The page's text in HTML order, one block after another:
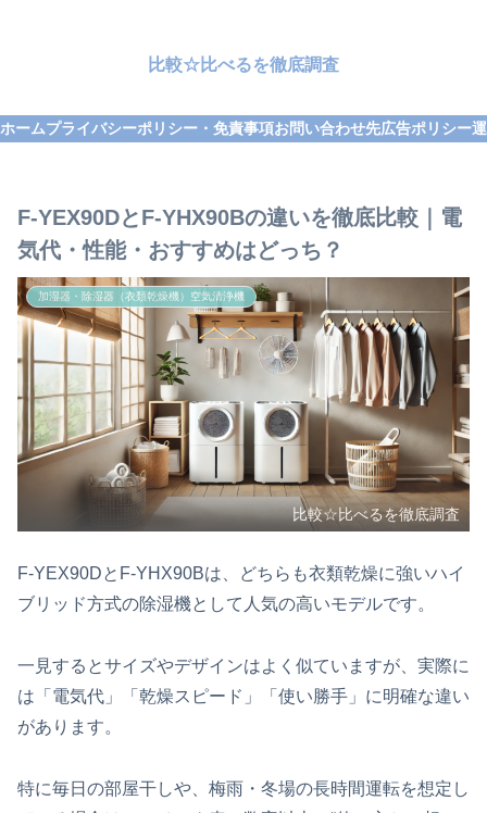
比較☆比べるを徹底調査
ホームプライバシーポリシー・免責事項お問い合わせ先広告ポリシー
F‑YEX90DとF‑YHX90Bの違いを徹底比較｜電
気代・性能・おすすめはどっち？
加湿器・除湿器（衣類乾燥機）空気清浄機
比較☆比べるを徹底調査
F‑YEX90DとF‑YHX90Bは、どちらも衣類乾燥に強いハイ
ブリッド方式の除湿機として人気の高いモデルです。
一見するとサイズやデザインはよく似ていますが、実際に
は「電気代」「乾燥スピード」「使い勝手」に明確な違い
があります。
特に毎日の部屋干しや、梅雨・冬場の長時間運転を想定し